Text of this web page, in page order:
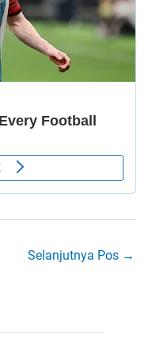
Selanjutnya Pos →